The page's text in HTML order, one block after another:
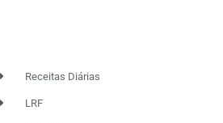
Receitas Diárias
LRF